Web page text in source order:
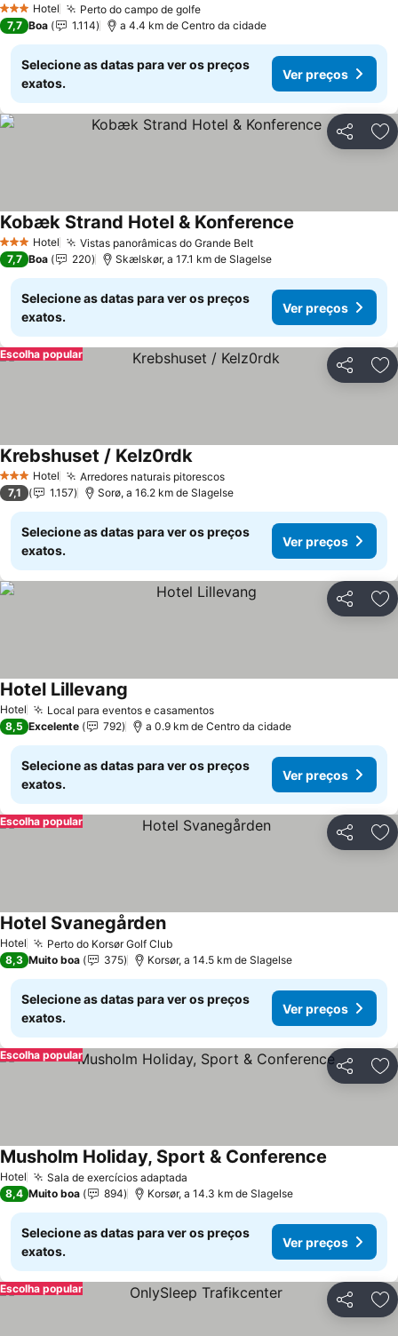
3 EstrelasHotel Perto do campo de golfe
7,7 Boa 1.114 a 4.4 km de Centro da cidade
Selecione as datas para ver os preços
exatos.
Ver preços
Partilhar
3 EstrelasHotel Vistas panorâmicas do Grande Belt
Kobæk Strand Hotel & Konference
7,7 Boa 220 Skælskør, a 17.1 km de Slagelse
Selecione as datas para ver os preços
exatos.
Ver preços
Partilhar
Escolha popular
3 EstrelasHotel Arredores naturais pitorescos
Krebshuset / Kelz0rdk
7,1 1.157 Sorø, a 16.2 km de Slagelse
Selecione as datas para ver os preços
exatos.
Ver preços
Partilhar
Hotel Local para eventos e casamentos
Hotel Lillevang
8,5 Excelente 792 a 0.9 km de Centro da cidade
Selecione as datas para ver os preços
exatos.
Ver preços
Partilhar
Escolha popular
Hotel Perto do Korsør Golf Club
Hotel Svanegården
8,3 Muito boa 375 Korsør, a 14.5 km de Slagelse
Selecione as datas para ver os preços
exatos.
Ver preços
Partilhar
Escolha popular
Hotel Sala de exercícios adaptada
Musholm Holiday, Sport & Conference
8,4 Muito boa 894 Korsør, a 14.3 km de Slagelse
Selecione as datas para ver os preços
exatos.
Ver preços
Partilhar
Escolha popular